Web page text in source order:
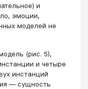
и
эмоции,
моделей не
(рис. 5),
и четыре
инстанций
― сущность